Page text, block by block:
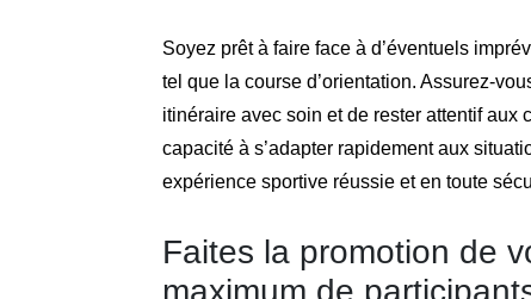
Soyez prêt à faire face à d’éventuels
tel que la course d’orientation. Assurez-
itinéraire avec soin et de rester attentif aux
capacité à s’adapter rapidement aux
expérience sportive réussie et en toute
Faites la promotion de